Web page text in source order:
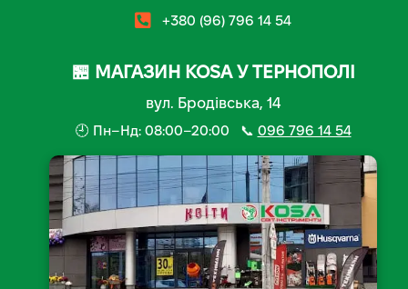
+380 (96) 796 14 54
🏪 МАГАЗИН KOSA У ТЕРНОПОЛІ
вул. Бродівська, 14
🕘 Пн–Нд: 08:00–20:00 📞 096 796 14 54